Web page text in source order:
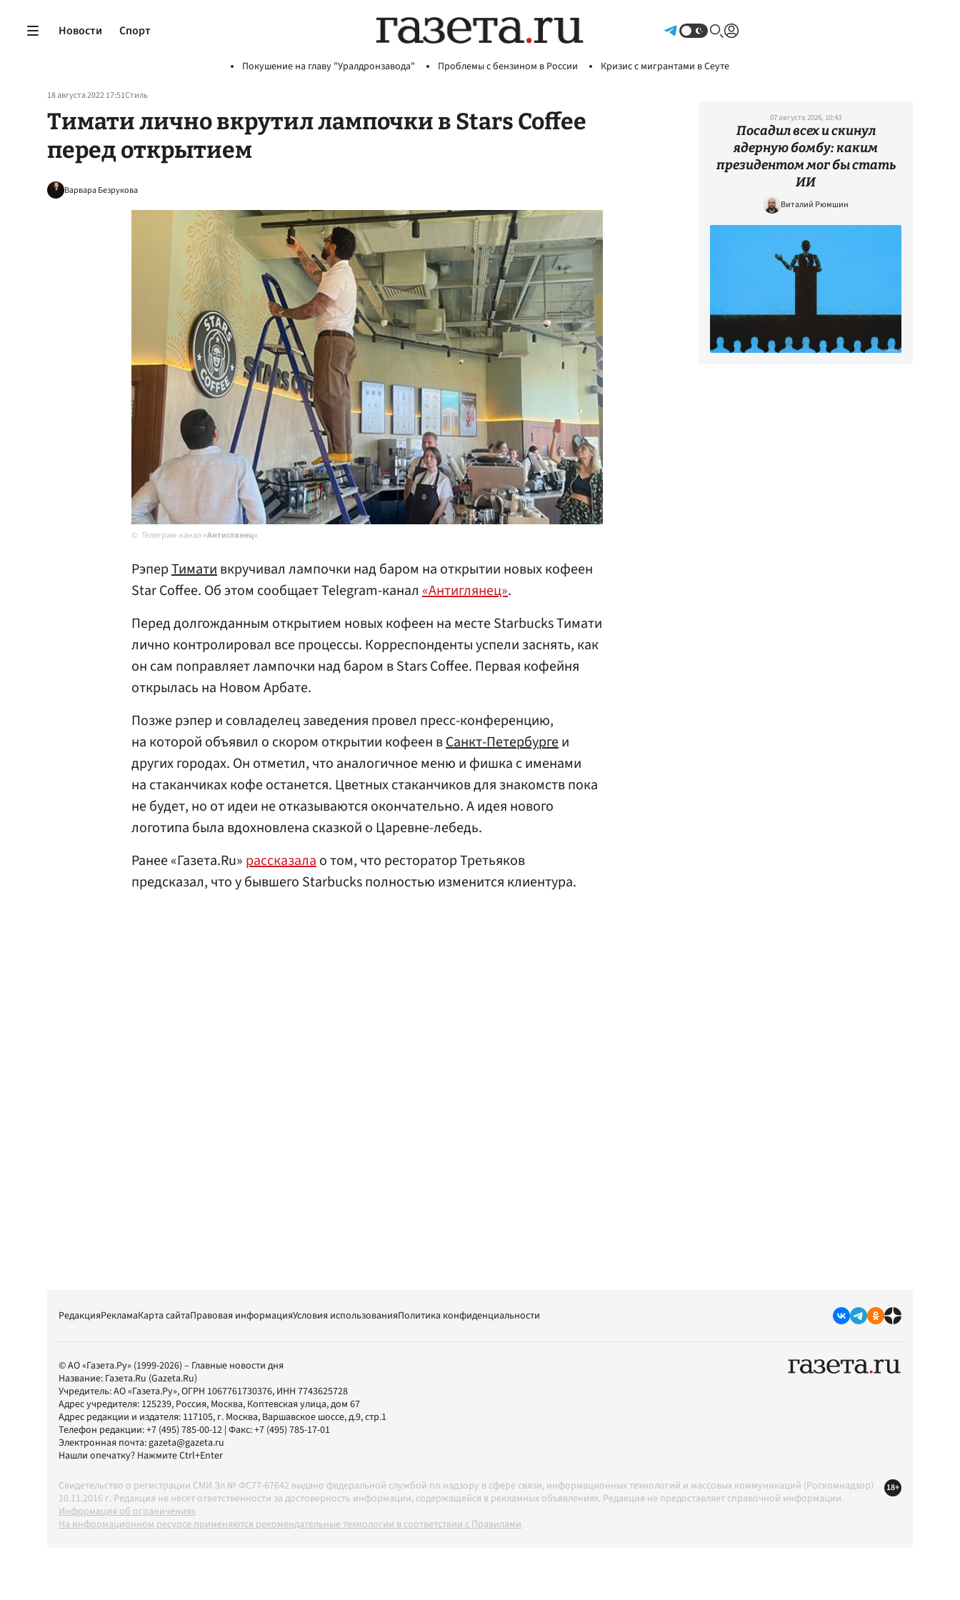
Новости Спорт
Покушение на главу "Уралдронзавода" Проблемы с бензином в России Кризис с мигрантами в Сеуте
18 августа 2022 17:51Стиль
Тимати лично вкрутил лампочки в Stars Coffee
перед открытием
Варвара Безрукова
Телеграм-канал«Антиглянец»
РэперТимативкручивал лампочки над баром на открытии новых кофеен
Star Coffee. Об этом сообщает Telegram-канал «Антиглянец».
Перед долгожданным открытием новых кофеен на месте Starbucks Тимати
лично контролировал все процессы. Корреспонденты успели заснять, как
он сам поправляет лампочки над баром в Stars Coffee. Первая кофейня
открылась на Новом Арбате.
Позже рэпер и совладелец заведения провел пресс-конференцию,
на которой объявил о скором открытии кофеен вСанкт-Петербургеи
других городах. Он отметил, что аналогичное меню и фишка с именами
на стаканчиках кофе останется. Цветных стаканчиков для знакомств пока
не будет, но от идеи не отказываются окончательно. А идея нового
логотипа была вдохновлена сказкой о Царевне-лебедь.
Ранее «Газета.Ru» рассказалао том, что ресторатор Третьяков
предсказал, что у бывшего Starbucks полностью изменится клиентура.
07 августа 2026, 10:43
Посадил всех и скинул
ядерную бомбу: каким
президентом мог бы стать
ИИ
Виталий Рюмшин
РедакцияРекламаКарта сайтаПравовая информацияУсловия использованияПолитика конфиденциальности
© АО «Газета.Ру» (1999-2026) – Главные новости дня
Название: Газета.Ru (Gazeta.Ru)
Учредитель:АО «Газета.Ру», ОГРН 1067761730376, ИНН 7743625728
Адрес учредителя: 125239, Россия, Москва, Коптевская улица, дом 67
Адрес редакции и издателя: 117105, г. Москва, Варшавское шоссе, д.9, стр.1
Телефон редакции:+7 (495) 785-00-12 | Факс:+7 (495) 785-17-01
Электронная почта:gazeta@gazeta.ru
Нашли опечатку? Нажмите Ctrl+Enter
Свидетельство о регистрации СМИ Эл № ФС77-67642 выдано федеральной службой по надзору в сфере связи, информационных технологий и массовых коммуникаций (Роскомнадзор)
10.11.2016 г. Редакция не несет ответственности за достоверность информации, содержащейся в рекламных объявлениях. Редакция не предоставляет справочной информации.
Информация об ограничениях
На информационном ресурсе применяются рекомендательные технологии в соответствии с Правилами
18+